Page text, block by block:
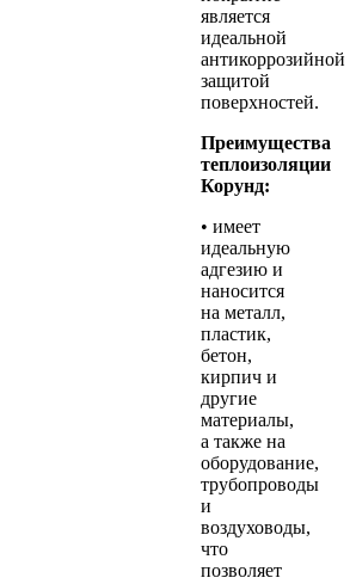
является
идеальной
антикоррозийной
защитой
поверхностей.
Преимущества
теплоизоляции
Корунд:
• имеет
идеальную
адгезию и
наносится
на металл,
пластик,
бетон,
кирпич и
другие
материалы,
а также на
оборудование,
трубопроводы
и
воздуховоды,
что
позволяет